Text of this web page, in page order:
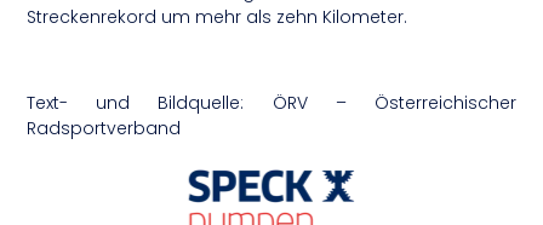
Streckenrekord um mehr als zehn Kilometer.
Text- und Bildquelle: ÖRV – Österreichischer
Radsportverband